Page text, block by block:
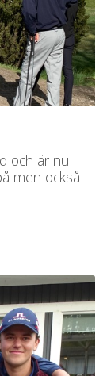
och är nu
men också